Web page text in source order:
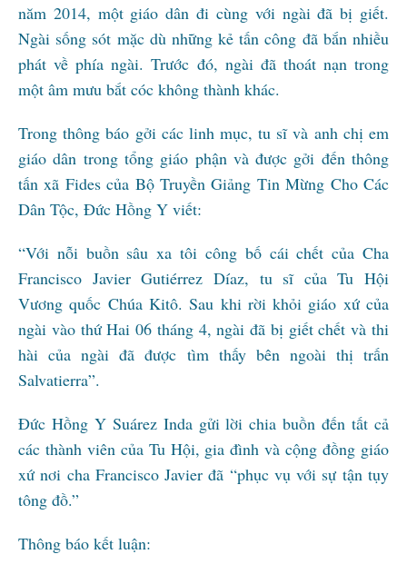
năm 2014, một giáo dân đi cùng với ngài đã bị giết.
Ngài sống sót mặc dù những kẻ tấn công đã bắn nhiều
phát về phía ngài. Trước đó, ngài đã thoát nạn trong
một âm mưu bắt cóc không thành khác.
Trong thông báo gởi các linh mục, tu sĩ và anh chị em
giáo dân trong tổng giáo phận và được gởi đến thông
tấn xã Fides của Bộ Truyền Giảng Tin Mừng Cho Các
Dân Tộc, Đức Hồng Y viết:
“Với nỗi buồn sâu xa tôi công bố cái chết của Cha
Francisco Javier Gutiérrez Díaz, tu sĩ của Tu Hội
Vương quốc Chúa Kitô. Sau khi rời khỏi giáo xứ của
ngài vào thứ Hai 06 tháng 4, ngài đã bị giết chết và thi
hài của ngài đã được tìm thấy bên ngoài thị trấn
Salvatierra”.
Đức Hồng Y Suárez Inda gửi lời chia buồn đến tất cả
các thành viên của Tu Hội, gia đình và cộng đồng giáo
xứ nơi cha Francisco Javier đã “phục vụ với sự tận tụy
tông đồ.”
Thông báo kết luận: